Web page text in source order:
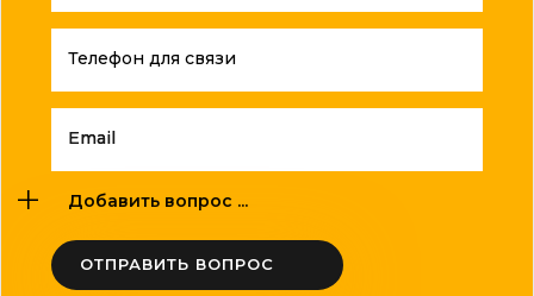
Телефон для связи
Email
Добавить вопрос ...
ОТПРАВИТЬ ВОПРОС